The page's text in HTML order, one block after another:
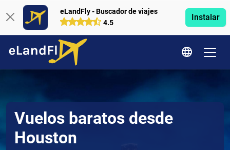
eLandFly - Buscador de viajes
4.5
Instalar
Vuelos baratos desde
Houston